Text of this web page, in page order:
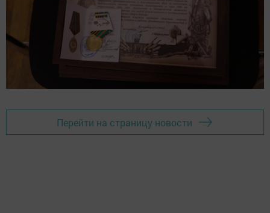
Перейти на страницу новости